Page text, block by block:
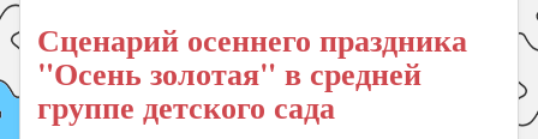
Книги
Рукоделие
Подготовка к школе
Сценарий осеннего праздника
"Осень золотая" в средней
группе детского сада